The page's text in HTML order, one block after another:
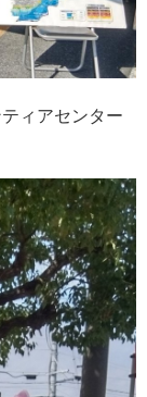
ィアセンター